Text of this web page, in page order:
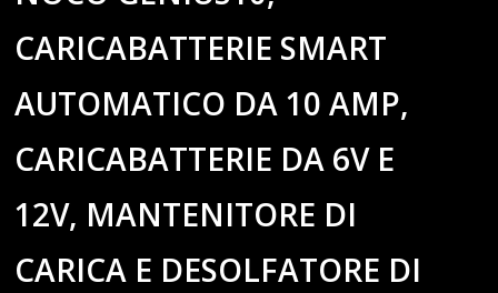
CARICABATTERIE SMART
AUTOMATICO DA 10 AMP,
CARICABATTERIE DA 6V E
12V, MANTENITORE DI
CARICA E DESOLFATORE DI